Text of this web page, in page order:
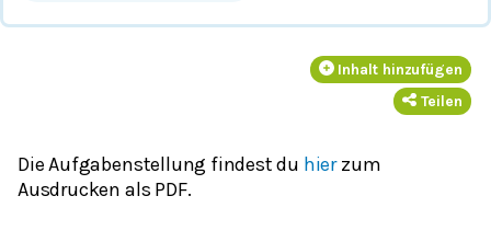
Inhalt hinzufügen
Teilen
Die Aufgabenstellung findest du hierzum
Ausdrucken als PDF.